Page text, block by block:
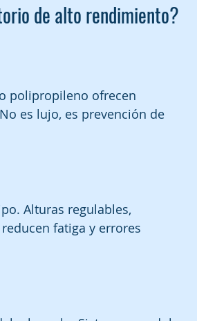
de alto rendimiento?
polipropileno ofrecen
es lujo, es prevención de
Alturas regulables,
fatiga y errores